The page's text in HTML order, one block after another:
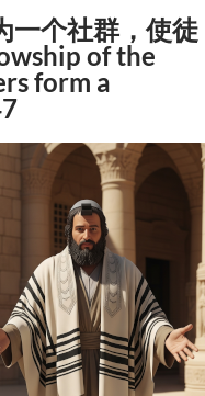
一个社群，使徒
of the
form a